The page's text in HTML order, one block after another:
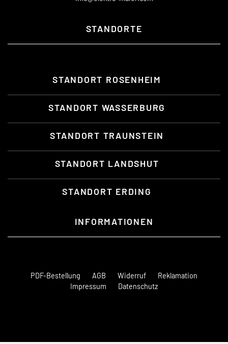
STANDORTE
STANDORT ROSENHEIM
STANDORT WASSERBURG
STANDORT TRAUNSTEIN
STANDORT LANDSHUT
STANDORT ERDING
INFORMATIONEN
PDF-Bestellung AGB Widerruf
Reklamation
Impressum
Datenschutz